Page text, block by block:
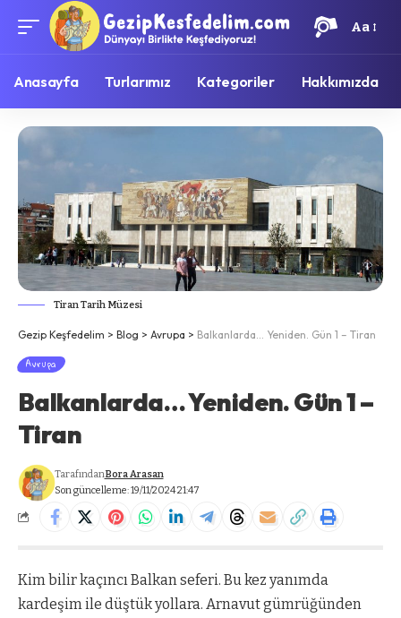
Aa
Anasayfa Turlarımız Kategoriler Hakkımızda
Tiran Tarih Müzesi
Gezip Keşfedelim > Blog > Avrupa > Balkanlarda… Yeniden. Gün 1 – Tiran
Avrupa
Balkanlarda… Yeniden. Gün 1 –
Tiran
Son güncelleme: 19/11/2024 21:47
TarafındanBora Arasan
Kim bilir kaçıncı Balkan seferi. Bu kez yanımda
kardeşim ile düştük yollara. Arnavut gümrüğünden